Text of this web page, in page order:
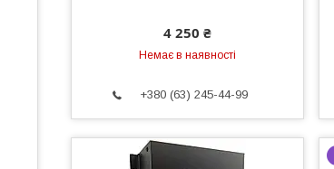
4 250 ₴
Немає в наявності
+380 (63) 245-44-99